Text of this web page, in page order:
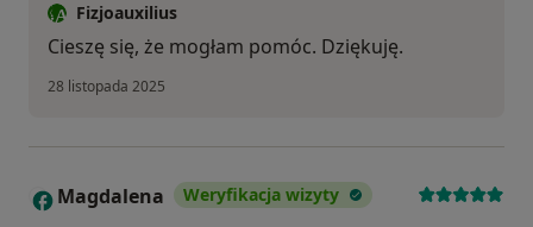
Fizjoauxilius
Cieszę się, że mogłam pomóc. Dziękuję.
28 listopada 2025
M Magdalena Weryfikacja wizyty